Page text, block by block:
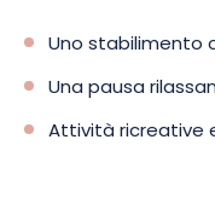
Uno stabilimento
Una pausa
Attività ricreative